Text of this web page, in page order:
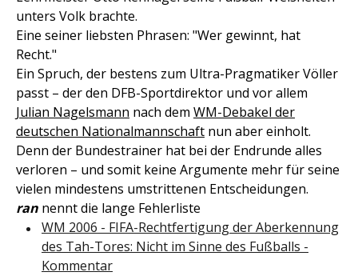
unters Volk brachte.
Eine seiner liebsten Phrasen: "Wer gewinnt, hat
Recht."
Ein Spruch, der bestens zum Ultra-Pragmatiker Völler
passt – der den DFB-Sportdirektor und vor allem
Julian Nagelsmann nach dem WM-Debakel der
deutschen Nationalmannschaft nun aber einholt.
Denn der Bundestrainer hat bei der Endrunde alles
verloren – und somit keine Argumente mehr für seine
vielen mindestens umstrittenen Entscheidungen.
ran nennt die lange Fehlerliste
WM 2006 - FIFA-Rechtfertigung der Aberkennung
des Tah-Tores: Nicht im Sinne des Fußballs -
Kommentar